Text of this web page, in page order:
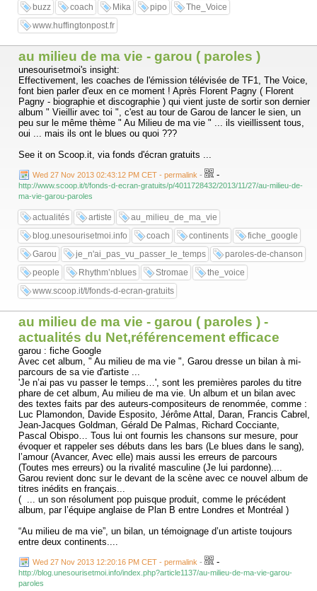
buzz coach Mika pipo
The_Voice
www.huffingtonpost.fr
au milieu de ma vie - garou ( paroles )
unesourisetmoi's insight:
Effectivement, les coaches de l'émission télévisée de TF1, The Voice,
font bien parler d'eux en ce moment ! Après Florent Pagny ( Florent
Pagny - biographie et discographie ) qui vient juste de sortir son dernier
album " Vieillir avec toi ", c'est au tour de Garou de lancer le sien, un
peu sur le même thème " Au Milieu de ma vie " ... ils vieillissent tous,
oui ... mais ils ont le blues ou quoi ???
See it on Scoop.it, via fonds d'écran gratuits ...
Wed 27 Nov 2013 02:43:12 PM CET - permalink - -
http://www.scoop.it/t/fonds-d-ecran-gratuits/p/4011728432/2013/11/27/au-milieu-de-
ma-vie-garou-paroles
actualités artiste
au_milieu_de_ma_vie
blog.unesourisetmoi.info
coach continents
fiche_google
Garou
je_n'ai_pas_vu_passer_le_temps
paroles-de-chanson
people
Rhythm’nblues Stromae
the_voice
www.scoop.it/t/fonds-d-ecran-gratuits
au milieu de ma vie - garou ( paroles ) -
actualités du Net,référencement efficace
garou : fiche Google
Avec cet album, " Au milieu de ma vie ", Garou dresse un bilan à mi-
parcours de sa vie d'artiste ...
'Je n’ai pas vu passer le temps…', sont les premières paroles du titre
phare de cet album, Au milieu de ma vie. Un album et un bilan avec
des textes faits par des auteurs-compositeurs de renommée, comme :
Luc Plamondon, Davide Esposito, Jérôme Attal, Daran, Francis Cabrel,
Jean-Jacques Goldman, Gérald De Palmas, Richard Cocciante,
Pascal Obispo… Tous lui ont fournis les chansons sur mesure, pour
évoquer et rappeler ses débuts dans les bars (Le blues dans le sang),
l’amour (Avancer, Avec elle) mais aussi les erreurs de parcours
(Toutes mes erreurs) ou la rivalité masculine (Je lui pardonne)....
Garou revient donc sur le devant de la scène avec ce nouvel album de
titres inédits en français...
( ... un son résolument pop puisque produit, comme le précédent
album, par l’équipe anglaise de Plan B entre Londres et Montréal )
“Au milieu de ma vie”, un bilan, un témoignage d’un artiste toujours
entre deux continents....
Wed 27 Nov 2013 12:20:16 PM CET - permalink - -
http://blog.unesourisetmoi.info/index.php?article1137/au-milieu-de-ma-vie-garou-
paroles